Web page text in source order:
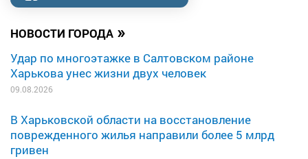
НОВОСТИ ГОРОДА »
Удар по многоэтажке в Салтовском районе
Харькова унес жизни двух человек
09.08.2026
В Харьковской области на восстановление
поврежденного жилья направили более 5 млрд
гривен